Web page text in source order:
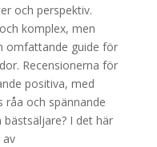
och perspektiv.
komplex, men
omfattande guide för
Recensionerna för
positiva, med
råa och spännande
I det här